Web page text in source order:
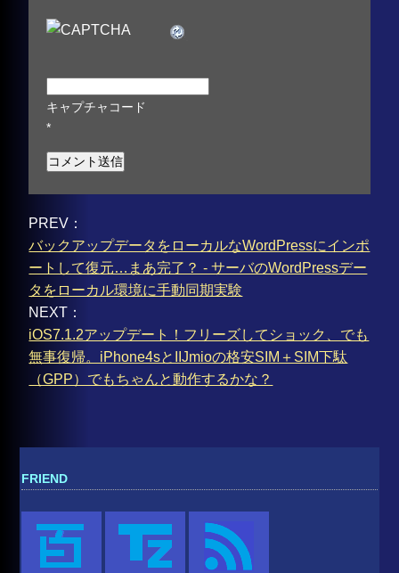
キャプチャコード
*
PREV：
バックアップデータをローカルなWordPressにインポ
ートして復元…まあ完了？ - サーバのWordPressデー
タをローカル環境に手動同期実験
NEXT：
iOS7.1.2アップデート！フリーズしてショック、でも
無事復帰。iPhone4sとIIJmioの格安SIM＋SIM下駄
（GPP）でもちゃんと動作するかな？
FRIEND